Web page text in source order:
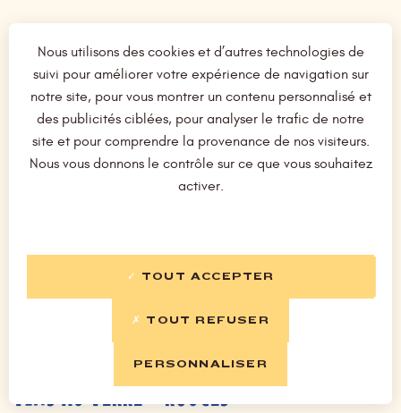
BOISSONS CHAUDES
Café, déca, noisette 2,10 €
VINS AU VERRE - ROUGES
Nous utilisons des cookies et d’autres technologies de
suivi pour améliorer votre expérience de navigation sur
notre site, pour vous montrer un contenu personnalisé et
des publicités ciblées, pour analyser le trafic de notre
site et pour comprendre la provenance de nos visiteurs.
Nous vous donnons le contrôle sur ce que vous souhaitez
activer.
TOUT ACCEPTER
TOUT REFUSER
PERSONNALISER